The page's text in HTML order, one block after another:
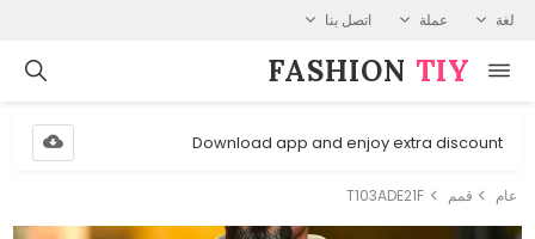
لغة عملة اتصل بنا
FASHION⁠ TIY
Download app and enjoy extra discount
عام قمم T103ADE21F